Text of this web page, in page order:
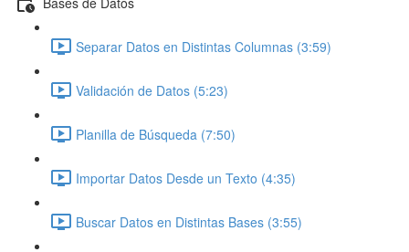
Separar Datos en Distintas Columnas (3:59)
Validación de Datos (5:23)
Planilla de Búsqueda (7:50)
Importar Datos Desde un Texto (4:35)
Buscar Datos en Distintas Bases (3:55)